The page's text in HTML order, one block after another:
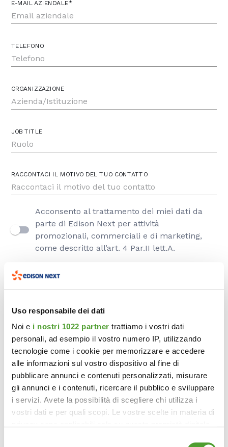
Uso responsabile dei dati
Noi e i nostri 1022 partner trattiamo i vostri dati
personali, ad esempio il vostro numero IP, utilizzando
tecnologie come i cookie per memorizzare e accedere
alle informazioni sul vostro dispositivo al fine di
pubblicare annunci e contenuti personalizzati, misurare
gli annunci e i contenuti, ricercare il pubblico e sviluppare
i servizi. Avete la possibilità di scegliere chi utilizza i
vostri dati e per quali scopi. Le vostre scelte in materia di
E-MAIL AZIENDALE*
TELEFONO
ORGANIZZAZIONE
JOB TITLE
RACCONTACI IL MOTIVO DEL TUO CONTATTO
Acconsento al trattamento dei miei dati da
parte di Edison Next per attività
promozionali, commerciali e di marketing,
come descritto all’art. 4 Par.II lett.A.
Cliccando sul tasto “Invio” confermo di aver preso
che i miei dati, in assenza di eventuali ulteriori
consensi per specifiche finalità, saranno trattati
esclusivamente per la finalità di cui all’art. 4 Par. I
per l’espletamento delle procedure di risposta
all’Interessato.